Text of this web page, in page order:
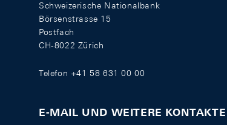
Schweizerische Nationalbank
Börsenstrasse 15
Postfach
CH-8022 Zürich
Telefon +41 58 631 00 00
E-MAIL UND WEITERE KONTAKTE